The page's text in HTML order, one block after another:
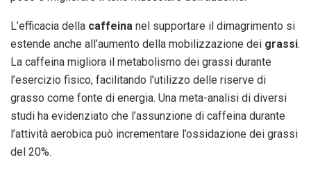
L’efficacia della caffeina nel supportare il dimagrimento si
estende anche all’aumento della mobilizzazione dei grassi.
La caffeina migliora il metabolismo dei grassi durante
l’esercizio fisico, facilitando l’utilizzo delle riserve di
grasso come fonte di energia. Una meta-analisi di diversi
studi ha evidenziato che l’assunzione di caffeina durante
l’attività aerobica può incrementare l’ossidazione dei grassi
del 20%.